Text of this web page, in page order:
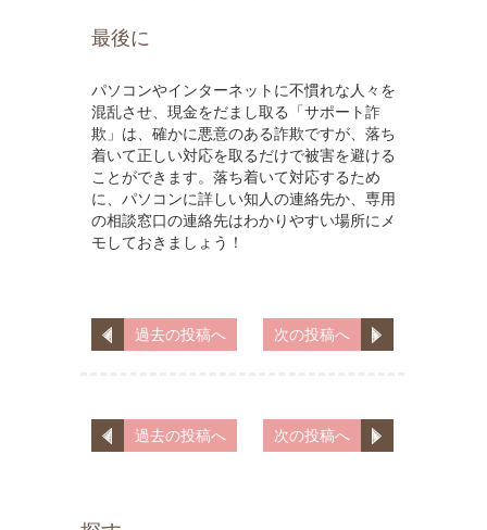
最後に
パソコンやインターネットに不慣れな人々を
混乱させ、現金をだまし取る「サポート詐
欺」は、確かに悪意のある詐欺ですが、落ち
着いて正しい対応を取るだけで被害を避ける
ことができます。落ち着いて対応するため
に、パソコンに詳しい知人の連絡先か、専用
の相談窓口の連絡先はわかりやすい場所にメ
モしておきましょう！
過去の投稿へ 次の投稿へ
過去の投稿へ 次の投稿へ